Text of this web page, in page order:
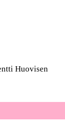
Huovisen